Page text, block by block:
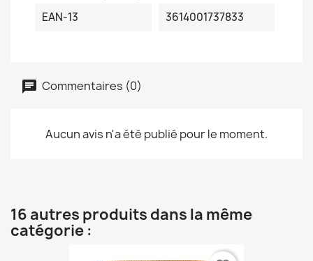
EAN-13
3614001737833
Commentaires (0)
Aucun avis n'a été publié pour le moment.
16 autres produits dans la même
catégorie :